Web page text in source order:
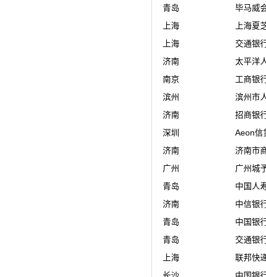
青岛
毕马威
上海
上海夏
上海
交通银
济南
太平洋
南京
工商银
滨州
滨州市
济南
招商银
深圳
Aeon信
济南
济南市
广州
广州城
青岛
中国人
济南
中信银
青岛
中国银
青岛
交通银
上海
联邦快